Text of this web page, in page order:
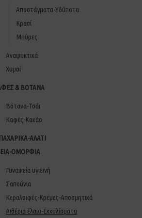
Αποστάγματα-Υδύποτα
Κρασί
Μπύρες
Αναψυκτικά
Χυμοί
& ΒΟΤΑΝΑ
Βότανα-Τσάι
Καφές-Κακάο
ΑΛΑΤΙ
ΟΜΟΡΦΙΑ
Γυναικεία υγιεινή
Σαπούνια
Κεραλοιφές-Κρέμες-Αποσμητικά
Αιθέρια έλαια-Εκχυλίσματα